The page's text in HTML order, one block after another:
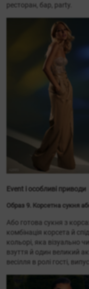
ресторан, бар, party.
Event і особливі приводи
Образ 9. Корсетна сукня
Або готова сукня з
комбінація корсета й
кольорі, яка візуально
взуття й один великий
весілля в ролі гості,